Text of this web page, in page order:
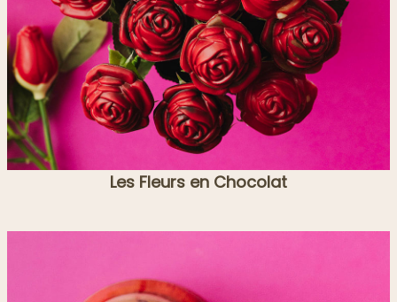
Les Fleurs en Chocolat